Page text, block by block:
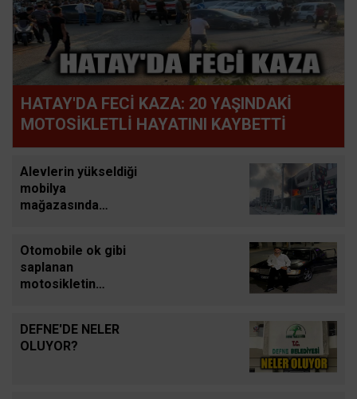
HATAY'DA FECİ KAZA: 20 YAŞINDAKİ
MOTOSİKLETLİ HAYATINI KAYBETTİ
Alevlerin yükseldiği
mobilya
mağazasında
neden oldu
Otomobile ok gibi
saplanan
motosikletin
kalarak can verdiği
kaza kamerada
DEFNE'DE NELER
OLUYOR?